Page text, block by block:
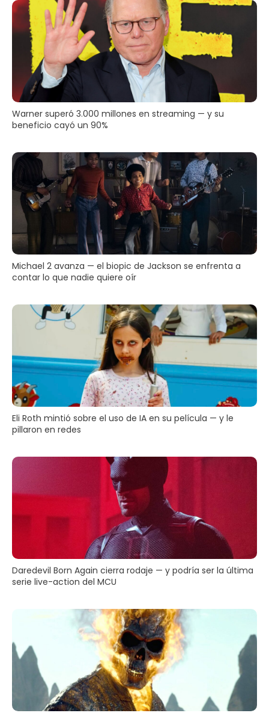
Warner superó 3.000 millones en streaming — y su
beneficio cayó un 90%
Michael 2 avanza — el biopic de Jackson se enfrenta a
contar lo que nadie quiere oír
Eli Roth mintió sobre el uso de IA en su película — y le
pillaron en redes
Daredevil Born Again cierra rodaje — y podría ser la última
serie live-action del MCU